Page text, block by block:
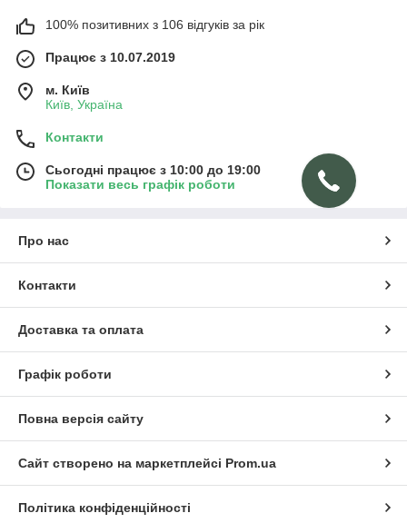
100% позитивних з 106 відгуків за рік
Працює з 10.07.2019
м. Київ
Київ, Україна
Контакти
Сьогодні працює з 10:00 до 19:00
Показати весь графік роботи
Про нас
Контакти
Доставка та оплата
Графік роботи
Повна версія сайту
Сайт створено на маркетплейсі Prom.ua
Політика конфіденційності